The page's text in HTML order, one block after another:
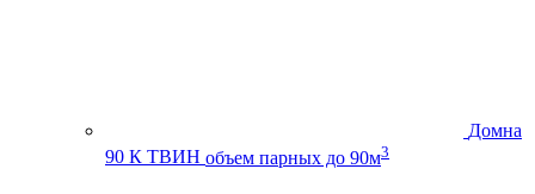
Домна
90 К ТВИН объем парных до 90м3